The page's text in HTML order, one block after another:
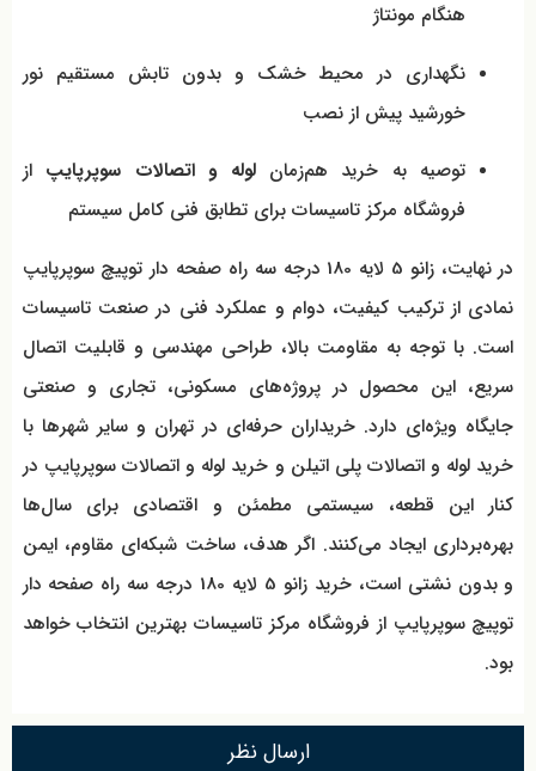
هنگام مونتاژ
نگهداری در محیط خشک و بدون تابش مستقیم نور
خورشید پیش از نصب
توصیه به خرید هم‌زمانلوله و اتصالات سوپرپایپ از
فروشگاه مرکز تاسیسات برای تطابق فنی کامل سیستم
در نهایت، زانو 5 لایه 180 درجه سه راه صفحه دار توپیچ سوپرپایپ
نمادی از ترکیب کیفیت، دوام و عملکرد فنی در صنعت تاسیسات
است. با توجه به مقاومت بالا، طراحی مهندسی و قابلیت اتصال
سریع، این محصول در پروژه‌های مسکونی، تجاری و صنعتی
جایگاه ویژه‌ای دارد. خریداران حرفه‌ای در تهران و سایر شهرها با
خرید لوله و اتصالات پلی اتیلن و خرید لوله و اتصالات سوپرپایپ در
کنار این قطعه، سیستمی مطمئن و اقتصادی برای سال‌ها
بهره‌برداری ایجاد می‌کنند. اگر هدف، ساخت شبکه‌ای مقاوم، ایمن
و بدون نشتی است، خرید زانو 5 لایه 180 درجه سه راه صفحه دار
توپیچ سوپرپایپ از فروشگاه مرکز تاسیسات بهترین انتخاب خواهد
بود.
ارسال نظر